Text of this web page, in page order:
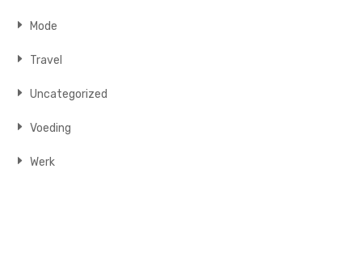
Mode
Travel
Uncategorized
Voeding
Werk